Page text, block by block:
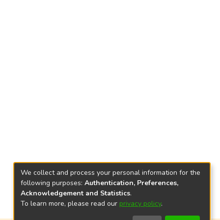
We collect and process your personal information for the
following purposes: Authentication, Preferences,
Acknowledgement and Statistics.
To learn more, please read our privacy policy.